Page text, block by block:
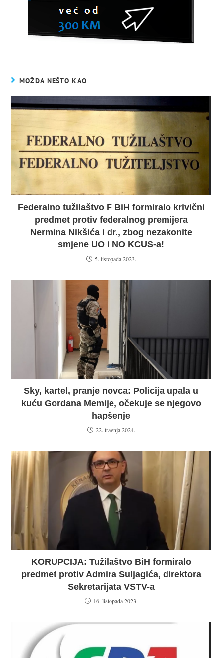
MOŽDA NEŠTO KAO
Federalno tužilaštvo F BiH formiralo krivični
predmet protiv federalnog premijera
Nermina Nikšića i dr., zbog nezakonite
smjene UO i NO KCUS-a!
5. listopada 2023.
Sky, kartel, pranje novca: Policija upala u
kuću Gordana Memije, očekuje se njegovo
hapšenje
22. travnja 2024.
KORUPCIJA: Tužilaštvo BiH formiralo
predmet protiv Admira Suljagića, direktora
Sekretarijata VSTV-a
16. listopada 2023.